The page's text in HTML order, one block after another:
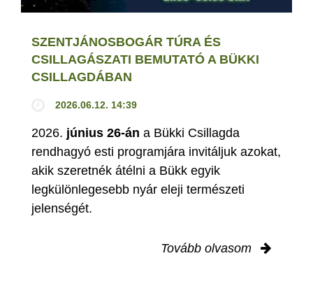
SZENTJÁNOSBOGÁR TÚRA ÉS
CSILLAGÁSZATI BEMUTATÓ A BÜKKI
CSILLAGDÁBAN
2026.06.12. 14:39
2026. június 26-án a Bükki Csillagda
rendhagyó esti programjára invitáljuk azokat,
akik szeretnék átélni a Bükk egyik
legkülönlegesebb nyár eleji természeti
jelenségét.
Tovább olvasom